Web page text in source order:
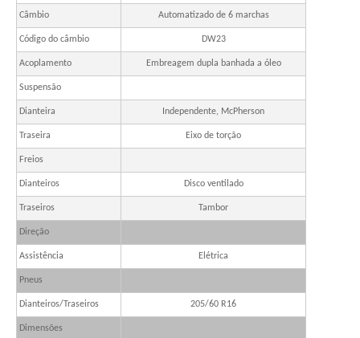
Câmbio Automatizado de 6 marchas
Código do câmbio DW23
Acoplamento Embreagem dupla banhada a óleo
Suspensão
Dianteira Independente, McPherson
Traseira Eixo de torção
Freios
Dianteiros Disco ventilado
Traseiros Tambor
Direção
Assistência Elétrica
Pneus
Dianteiros/Traseiros 205/60 R16
Dimensões